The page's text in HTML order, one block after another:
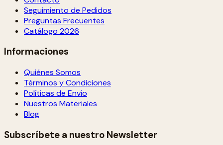
Seguimiento de Pedidos
Preguntas Frecuentes
Catálogo 2026
Informaciones
Quiénes Somos
Términos y Condiciones
Políticas de Envío
Nuestros Materiales
Blog
Subscríbete a nuestro Newsletter